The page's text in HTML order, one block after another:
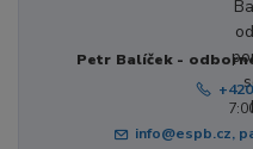
Petr Balíček -
info@espb.cz,